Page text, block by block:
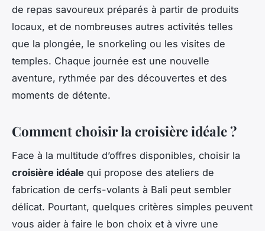
de repas savoureux préparés à partir de produits
locaux, et de nombreuses autres activités telles
que la plongée, le snorkeling ou les visites de
temples. Chaque journée est une nouvelle
aventure, rythmée par des découvertes et des
moments de détente.
Comment choisir la croisière idéale ?
Face à la multitude d’offres disponibles, choisir la
croisière idéale qui propose des ateliers de
fabrication de cerfs-volants à Bali peut sembler
délicat. Pourtant, quelques critères simples peuvent
vous aider à faire le bon choix et à vivre une